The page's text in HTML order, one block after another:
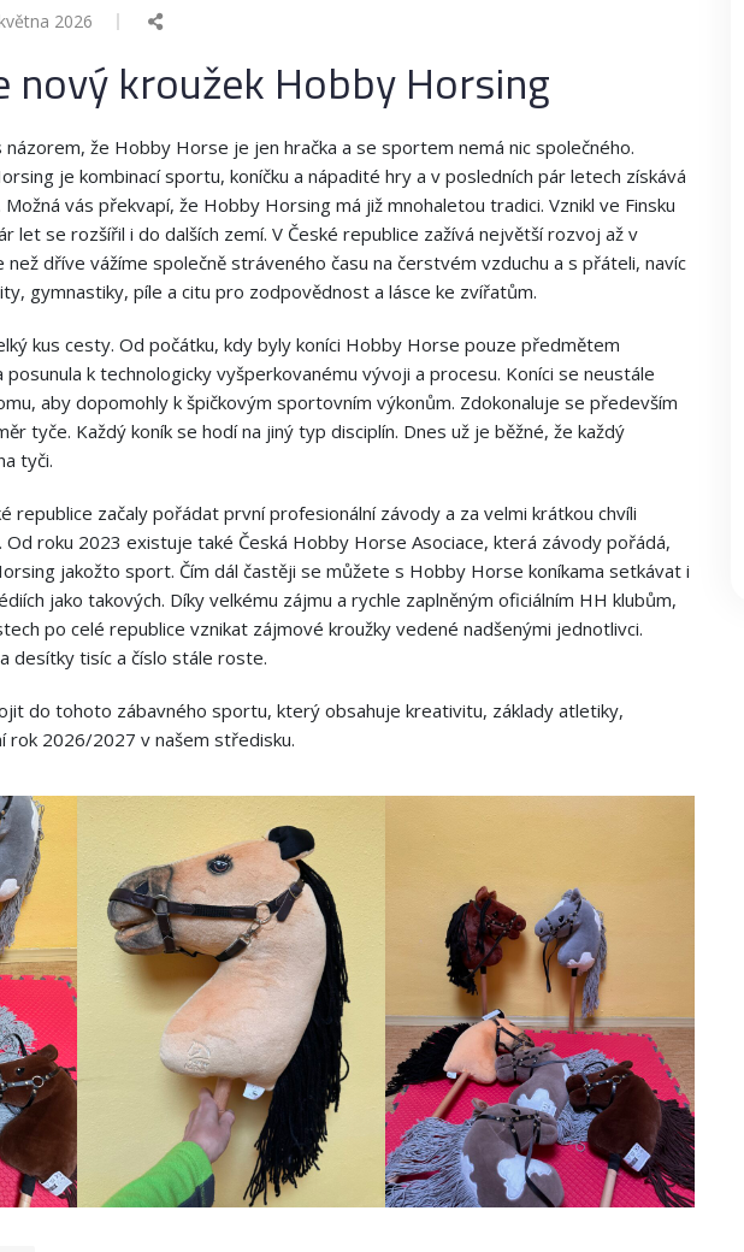
2026
nový kroužek Hobby Horsing
názorem, že Hobby Horse je jen hračka a se sportem nemá nic společného.
je kombinací sportu, koníčku a nápadité hry a v posledních pár letech získává
vás překvapí, že Hobby Horsing má již mnohaletou tradici. Vznikl ve Finsku
let se rozšířil i do dalších zemí. V České republice zažívá největší rozvoj až v
než dříve vážíme společně stráveného času na čerstvém vzduchu a s přáteli, navíc
gymnastiky, píle a citu pro zodpovědnost a lásce ke zvířatům.
kus cesty. Od počátku, kdy byly koníci Hobby Horse pouze předmětem
k technologicky vyšperkovanému vývoji a procesu. Koníci se neustále
aby dopomohly k špičkovým sportovním výkonům. Zdokonaluje se především
tyče. Každý koník se hodí na jiný typ disciplín. Dnes už je běžné, že každý
tyči.
republice začaly pořádat první profesionální závody a za velmi krátkou chvíli
Od roku 2023 existuje také Česká Hobby Horse Asociace, která závody pořádá,
jakožto sport. Čím dál častěji se můžete s Hobby Horse koníkama setkávat i
jako takových. Díky velkému zájmu a rychle zaplněným oficiálním HH klubům,
po celé republice vznikat zájmové kroužky vedené nadšenými jednotlivci.
desítky tisíc a číslo stále roste.
do tohoto zábavného sportu, který obsahuje kreativitu, základy atletiky,
rok 2026/2027 v našem středisku.